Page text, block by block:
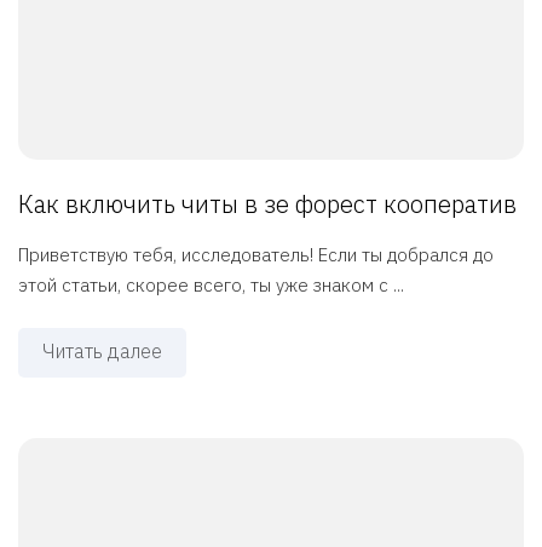
Как включить читы в зе форест кооператив
Приветствую тебя, исследователь! Если ты добрался до
этой статьи, скорее всего, ты уже знаком с ...
Читать далее